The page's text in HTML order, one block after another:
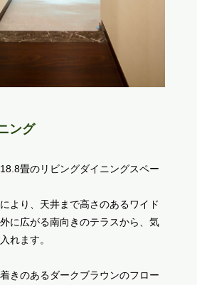
ング
畳のリビングダイニングスペー
より、天井まで高さのあるワイド
に広がる南向きのテラスから、気
れます。
きのあるダークブラウンのフロー